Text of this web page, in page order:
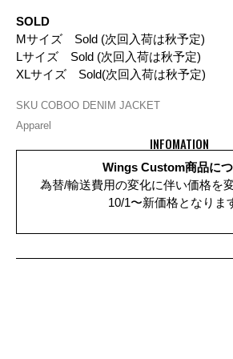
SOLD
Mサイズ Sold (次回入荷は秋予定)
Lサイズ Sold (次回入荷は秋予定)
XLサイズ Sold(次回入荷は秋予定)
SKU COBOO DENIM JACKET
Apparel
INFOMATION
Wings Custom商品に
為替/輸送費用の変化に伴い価格を
10/1〜新価格となりま